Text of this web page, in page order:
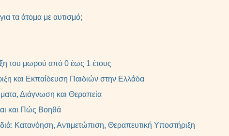
τα άτομα με αυτισμό;
του μωρού από 0 έως 1 έτους
και Εκπαίδευση Παιδιών στην Ελλάδα
Διάγνωση και Θεραπεία
και Πώς Βοηθά
Κατανόηση, Αντιμετώπιση, Θεραπευτική Υποστήριξη